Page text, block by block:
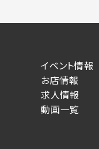
イベント情報
お店情報
求人情報
動画一覧